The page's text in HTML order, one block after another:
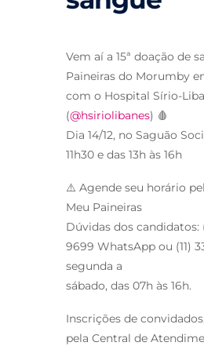
Vem aí a 15ª doação de
Paineiras do Morumby
com o Hospital Sírio-
(@hsiriolibanes) 🩸
Dia 14/12, no Saguão
11h30 e das 13h às 16h
⚠️ Agende seu horário
Meu Paineiras
Dúvidas dos candidatos:
9699 WhatsApp ou (11)
segunda a
sábado, das 07h às 16h.
Inscrições de
pela Central de